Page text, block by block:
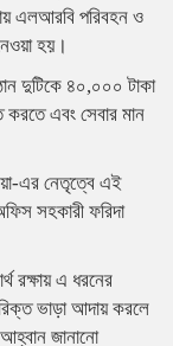
এলআরবি পরিবহন ও
হয়।
দুটিকে ৪০,০০০ টাকা
করতে এবং সেবার মান
এর নেতৃত্বে এই
সহকারী ফরিদা
রক্ষায় এ ধরনের
ভাড়া আদায় করলে
জানানো